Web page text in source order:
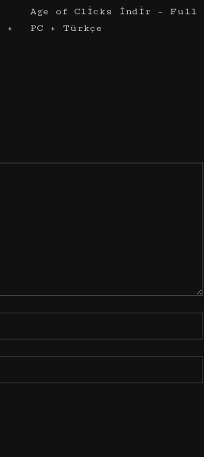
+
Age of Clicks İndir – Full
PC + Türkçe